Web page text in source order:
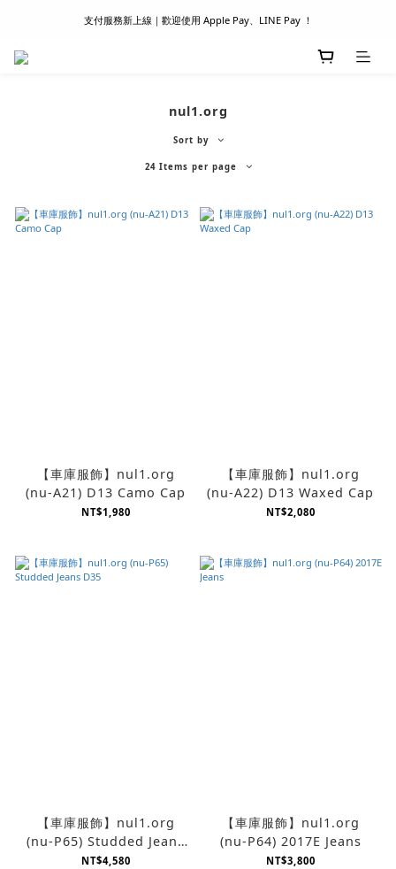
滿 1500 超商取貨免運 │ WORLDWIDE SHIPPING
支付服務新上線｜歡迎使用 Apple Pay、LINE Pay ！
nul1.org
Sort by
24 Items per page
【車庫服飾】nul1.org
(nu-A21) D13 Camo Cap
NT$1,980
【車庫服飾】nul1.org
(nu-A22) D13 Waxed Cap
NT$2,080
【車庫服飾】nul1.org
(nu-P65) Studded Jeans
D35
NT$4,580
【車庫服飾】nul1.org
(nu-P64) 2017E Jeans
NT$3,800